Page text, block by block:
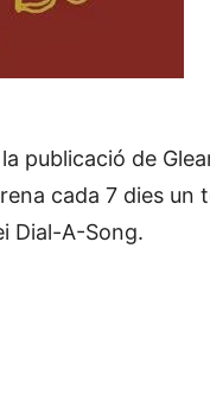
publicació de
cada 7 dies un
Dial-A-Song.